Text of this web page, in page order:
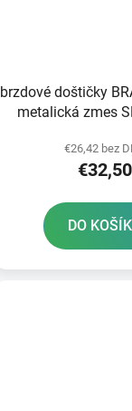
brzdové doštičky
metalická zmes
€26,42 bez
€32,50
DO